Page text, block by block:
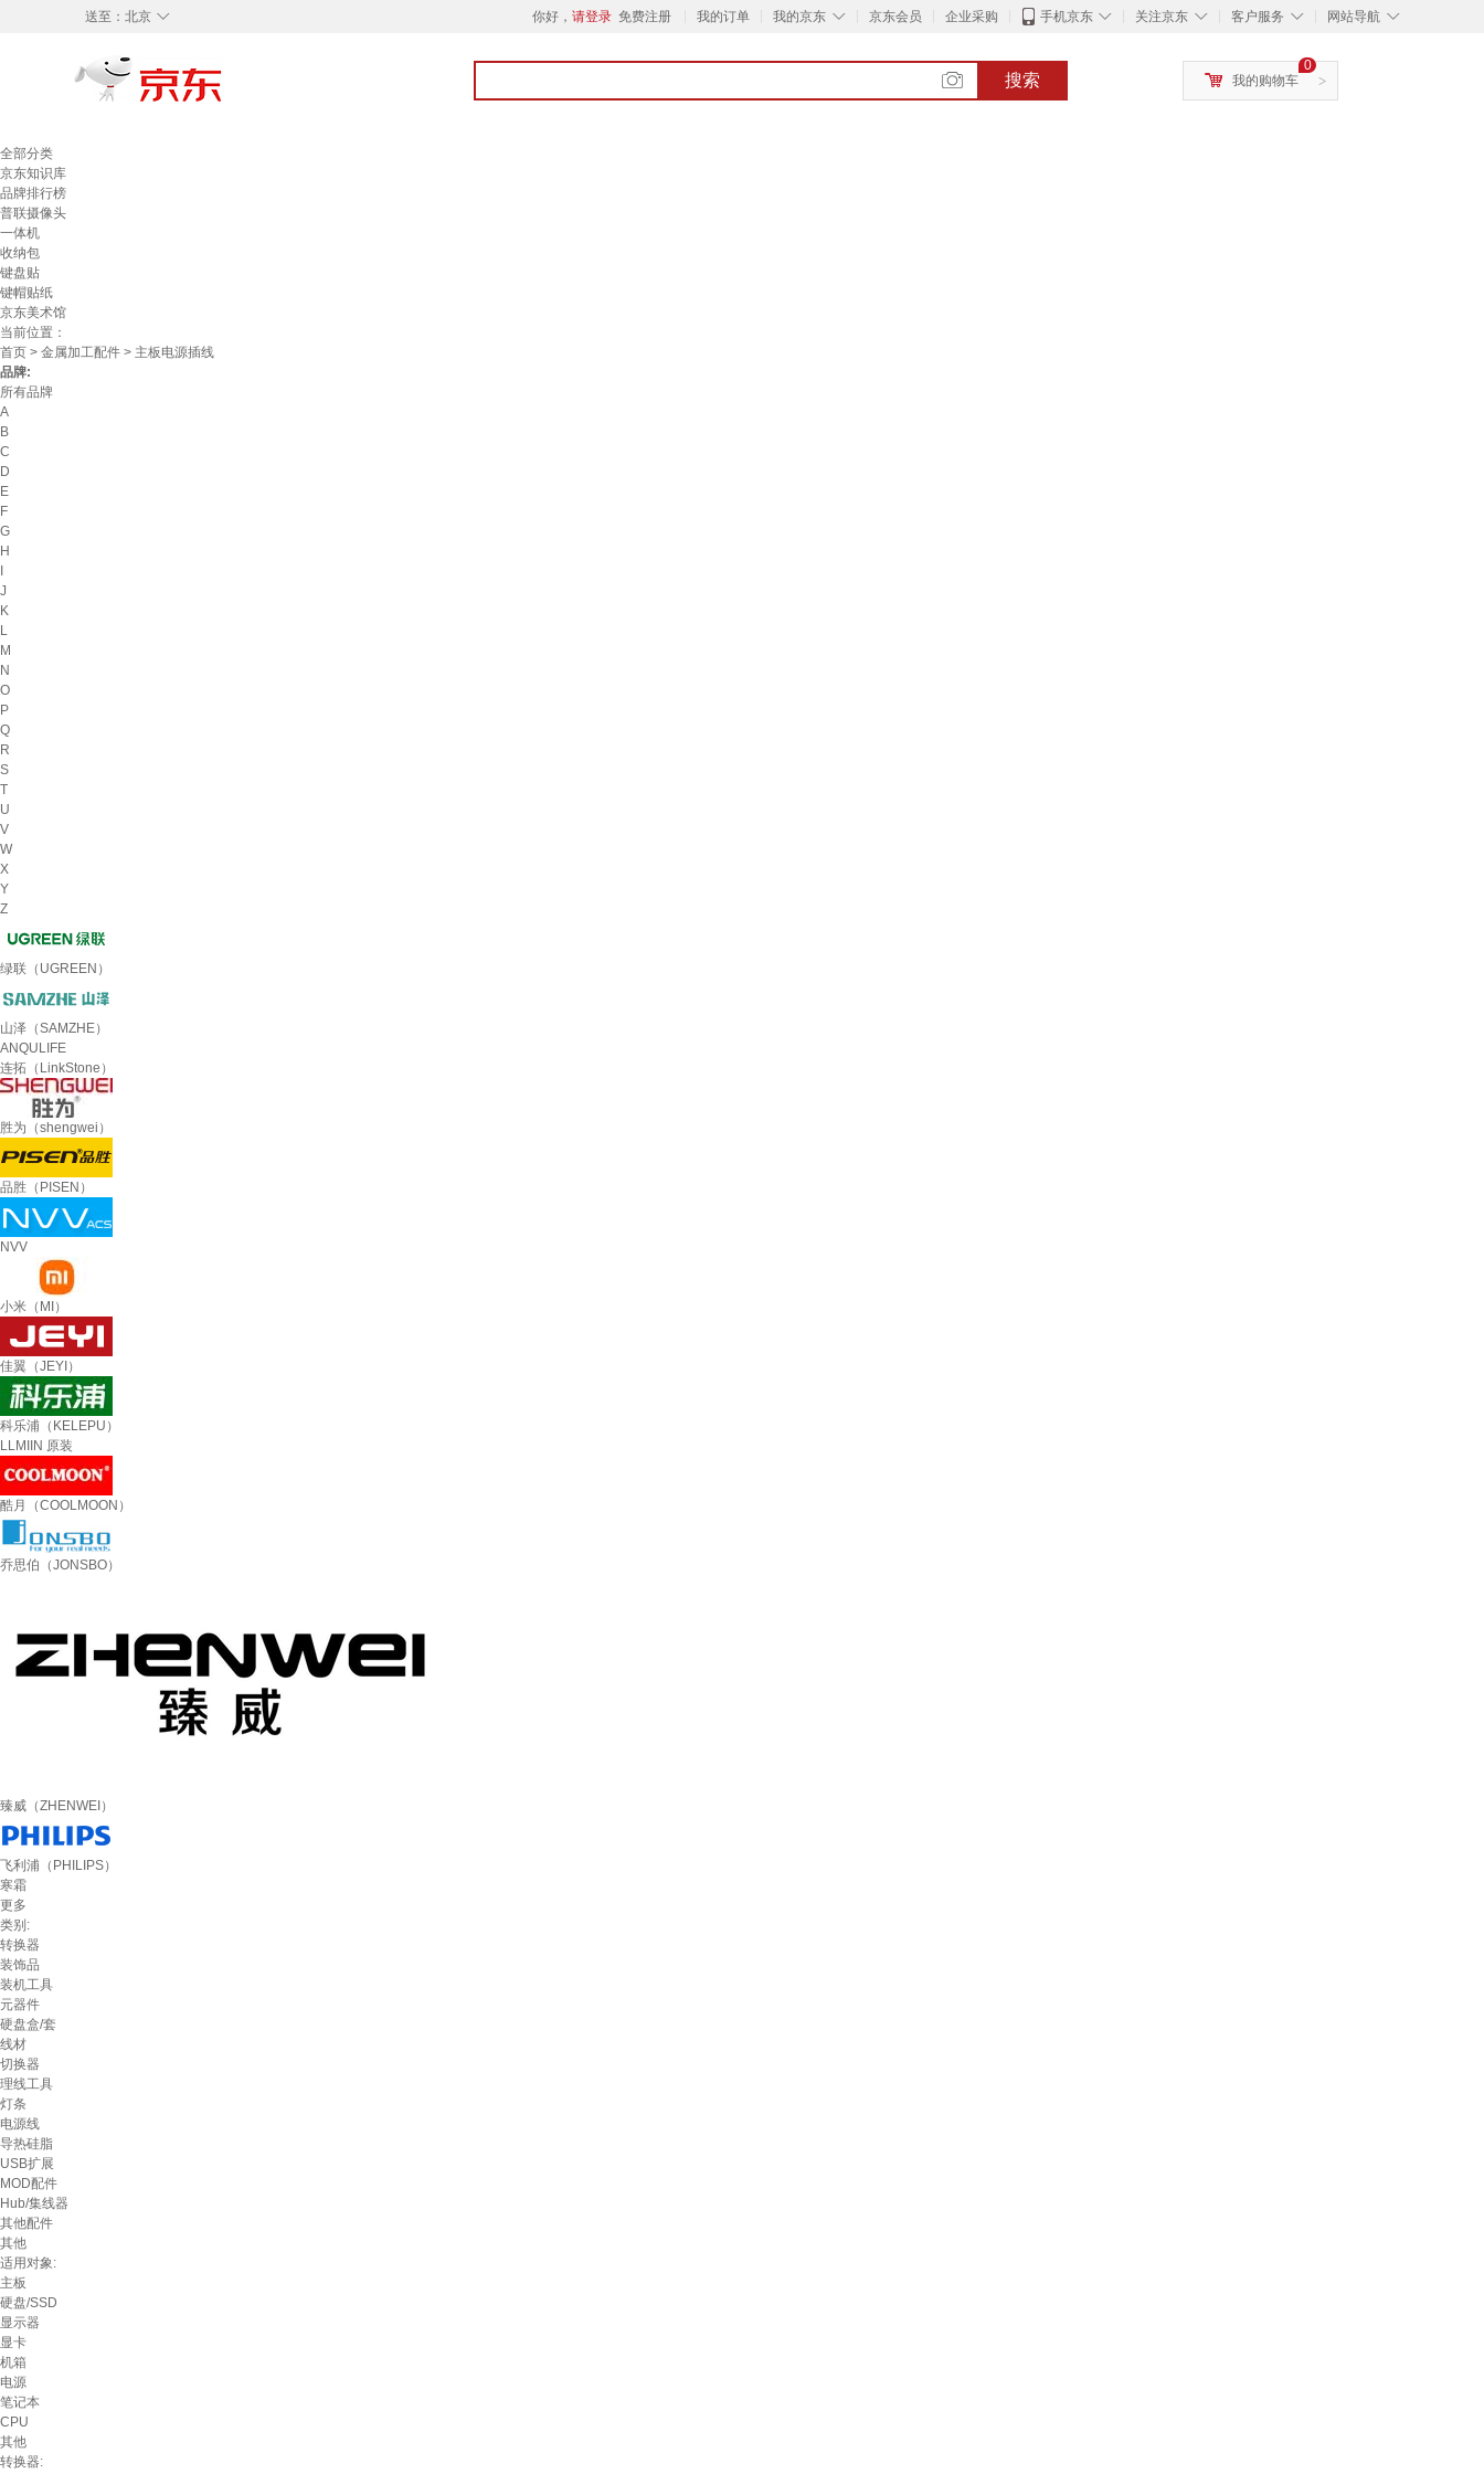
◇
送至： 北京 你好， 请登录 免费注册 我的订单 ◇
我的京东 京东会员 企业采购 ◇
手机京东 ◇
关注京东 ◇
客户服务 ◇
网站导航
搜索 >
0
我的购物车
全部分类
京东知识库
品牌排行榜
普联摄像头
一体机
收纳包
键盘贴
键帽贴纸
京东美术馆
当前位置：
首页 > 金属加工配件 > 主板电源插线
品牌:
所有品牌
A
B
C
D
E
F
G
H
J
K
L
M
N
O
P
Q
R
S
T
U
V
W
X
Y
Z
绿联（UGREEN）
山泽（SAMZHE）
ANQULIFE
连拓（LinkStone）
胜为（shengwei）
品胜（PISEN）
NVV
小米（MI）
佳翼（JEYI）
科乐浦（KELEPU）
LLMIIN 原装
酷月（COOLMOON）
乔思伯（JONSBO）
臻威（ZHENWEI）
飞利浦（PHILIPS）
寒霜
更多
类别:
转换器
装饰品
装机工具
元器件
硬盘盒/套
线材
切换器
理线工具
灯条
电源线
导热硅脂
USB扩展
MOD配件
Hub/集线器
其他配件
其他
适用对象:
主板
硬盘/SSD
显示器
显卡
机箱
电源
笔记本
CPU
其他
转换器: